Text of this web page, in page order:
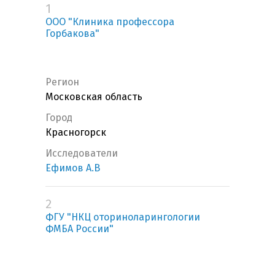
1
ООО "Клиника профессора
Горбакова"
Регион
Московская область
Город
Красногорск
Исследователи
Ефимов А.В
2
ФГУ "НКЦ оториноларингологии
ФМБА России"